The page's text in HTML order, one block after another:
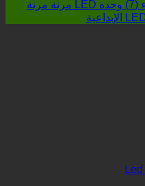
وحدة LED مرنة مرنة